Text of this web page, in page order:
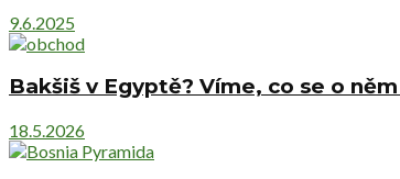
9.6.2025
Bakšiš v Egyptě? Víme, co se o
18.5.2026